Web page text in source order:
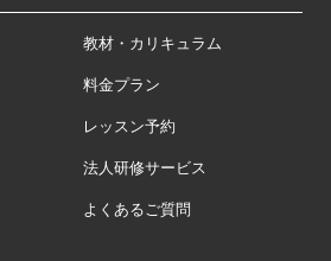
教材・カリキュラム
料金プラン
レッスン予約
法人研修サービス
よくあるご質問